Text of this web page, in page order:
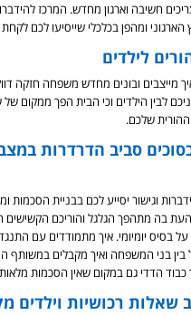
חשיבה וארגון מחדש. המרכז
ומהפן בכלכלי שייסיעו לכם
לילדים
מייצבים ובונים מחדש משפחה חזקה
לבין הילדים וכי הבית הפך ממקום של
שלכם.
סביב הדרדרות
וגישור יסייע לכם בבניית
בה מתהפך הגלגל והוריכם הקשישים
בסיס יומיומי. איך מתמודדים עם
בני המשפחה ואיך מקבלים במשותף
הדדי גם במקום שאין הסכמות מלאות
שאלות רכושיות וילדים